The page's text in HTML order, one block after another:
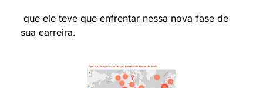
sua carreira.